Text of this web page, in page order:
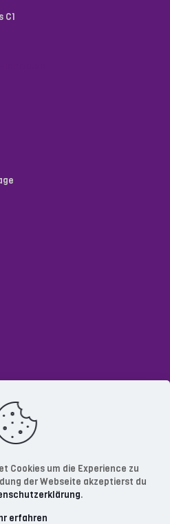
C1
Cookies um die Experience zu
der Webseite akzeptierst du
.
erfahren